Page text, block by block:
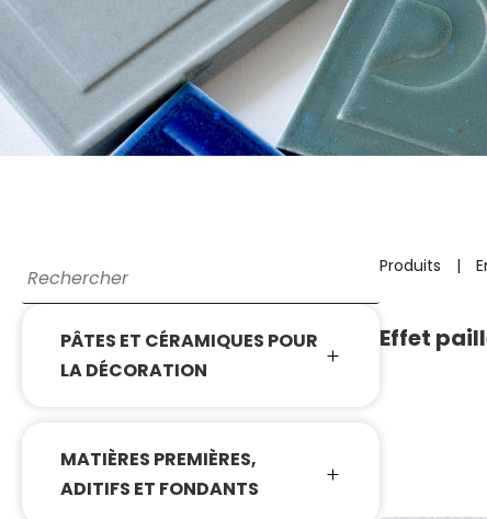
PÂTES ET CÉRAMIQUES POUR
LA DÉCORATION
MATIÈRES PREMIÈRES,
ADITIFS ET FONDANTS
Produits |
Effet